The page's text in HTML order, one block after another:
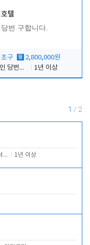
텔
번 구합니다.
구 월 2,800,000원
전반적인 당번업무
1년 이상
1 / 2
베팅.,청소<<캐셔 모셔봅니다. 1년 이상